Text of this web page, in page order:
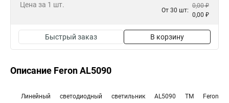
Цена за 1 шт.
От 30 шт:
0,00 ₽
0,00 ₽
Быстрый заказ В корзину
Описание Feron AL5090
Линейный светодиодный светильник AL5090 ТМ Feron